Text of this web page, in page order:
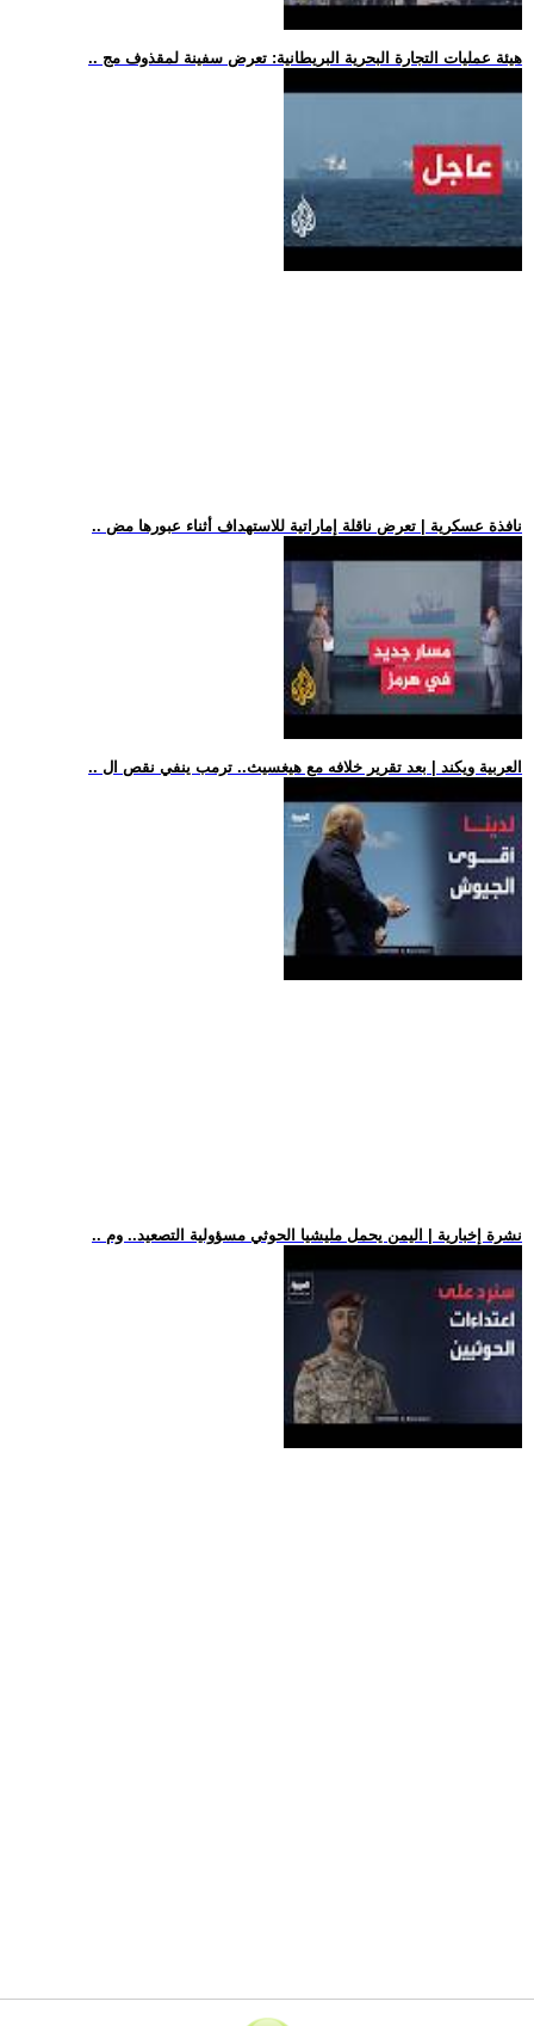
.. هيئة عمليات التجارة البحرية البريطانية: تعرض سفينة لمقذوف مج
.. نافذة عسكرية | تعرض ناقلة إماراتية للاستهداف أثناء عبورها مض
.. العربية ويكند | بعد تقرير خلافه مع هيغسيث.. ترمب ينفي نقص ال
.. نشرة إخبارية | اليمن يحمل مليشيا الحوثي مسؤولية التصعيد.. وم